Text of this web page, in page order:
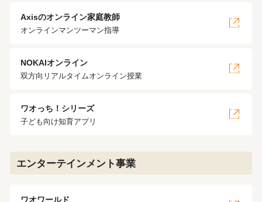
Axisのオンライン家庭教師
オンラインマンツーマン指導
NOKAIオンライン
双方向リアルタイムオンライン授業
ワオっち！シリーズ
子ども向け知育アプリ
エンターテインメント事業
ワオワールド